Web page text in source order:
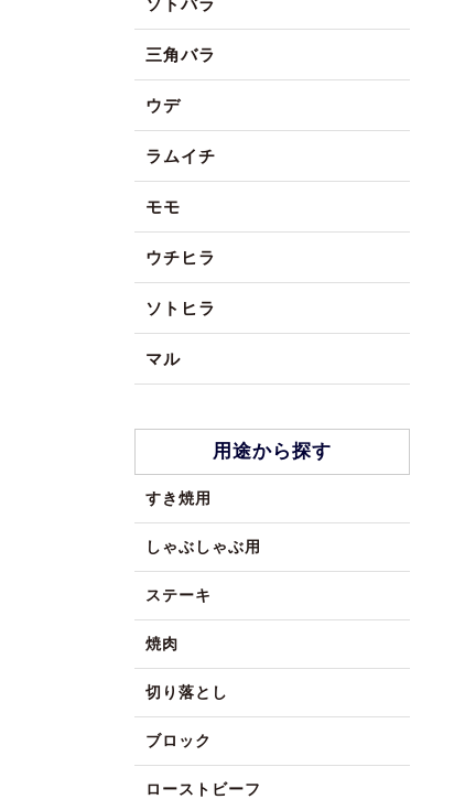
三角バラ
ウデ
ラムイチ
モモ
ウチヒラ
ソトヒラ
マル
用途から探す
すき焼用
しゃぶしゃぶ用
ステーキ
焼肉
切り落とし
ブロック
ローストビーフ